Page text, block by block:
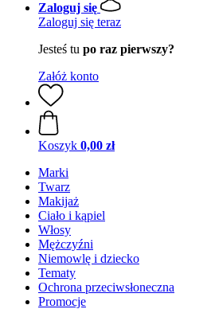
Zaloguj się
Zaloguj się teraz
Jesteś tu po raz pierwszy?
Załóż konto
Koszyk 0,00 zł
Marki
Twarz
Makijaż
Ciało i kąpiel
Włosy
Mężczyźni
Niemowlę i dziecko
Tematy
Ochrona przeciwsłoneczna
Promocje